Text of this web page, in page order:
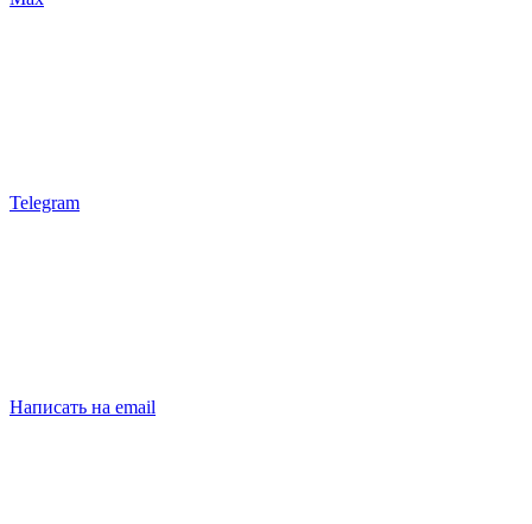
Telegram
Написать на email